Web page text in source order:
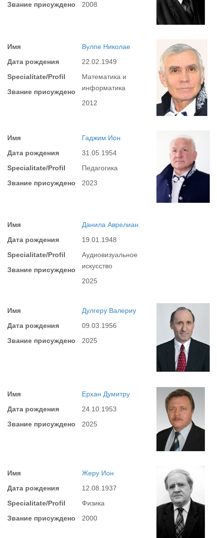
Звание присуждено
2008
Имя
Дата рождения
Specialitate/Profil
Звание присуждено
Вулпе Николае
22.02.1949
Математика и
информатика
2012
Имя
Дата рождения
Specialitate/Profil
Звание присуждено
Гаджим Ион
31.05.1954
Педагогика
2023
Имя
Дата рождения
Specialitate/Profil
Звание присуждено
Данила Аврелиан
19.01.1948
Аудиовизуальное
искусство
2025
Имя
Дата рождения
Звание присуждено
Дулгеру Валериу
09.03.1956
2025
Имя
Дата рождения
Звание присуждено
Ерхан Думитру
24.10.1953
2025
Имя
Дата рождения
Specialitate/Profil
Звание присуждено
Жеру Ион
12.08.1937
Физика
2000